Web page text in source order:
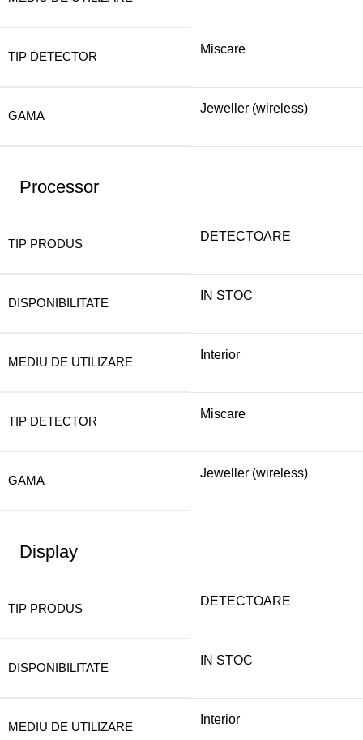
TIP DETECTOR
Miscare
GAMA
Jeweller (wireless)
Processor
TIP PRODUS
DETECTOARE
DISPONIBILITATE
IN STOC
MEDIU DE UTILIZARE
Interior
TIP DETECTOR
Miscare
GAMA
Jeweller (wireless)
Display
TIP PRODUS
DETECTOARE
DISPONIBILITATE
IN STOC
MEDIU DE UTILIZARE
Interior